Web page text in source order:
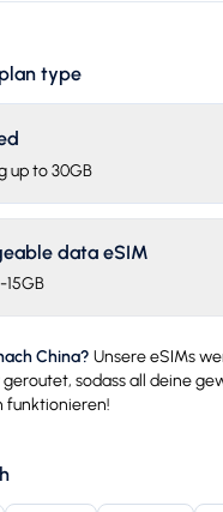
type
up to 30GB
data eSIM
15GB
China? Unsere eSIMs
sodass all deine
funktionieren!